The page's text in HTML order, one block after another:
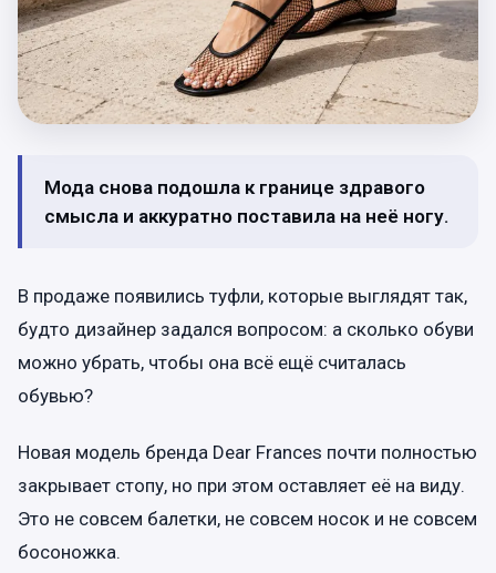
Мода снова подошла к границе здравого
смысла и аккуратно поставила на неё ногу.
В продаже появились туфли, которые выглядят так,
будто дизайнер задался вопросом: а сколько обуви
можно убрать, чтобы она всё ещё считалась
обувью?
Новая модель бренда Dear Frances почти полностью
закрывает стопу, но при этом оставляет её на виду.
Это не совсем балетки, не совсем носок и не совсем
босоножка.